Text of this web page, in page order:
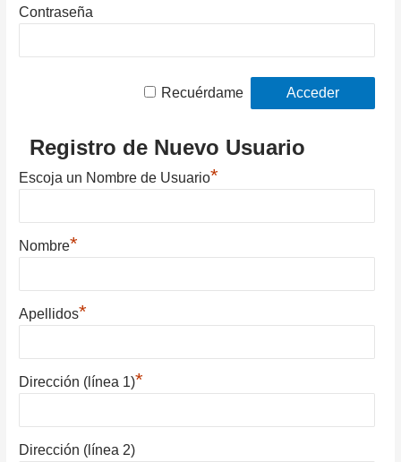
Contraseña
Recuérdame
Registro de Nuevo Usuario
Escoja un Nombre de Usuario*
Nombre*
Apellidos*
Dirección (línea 1)*
Dirección (línea 2)